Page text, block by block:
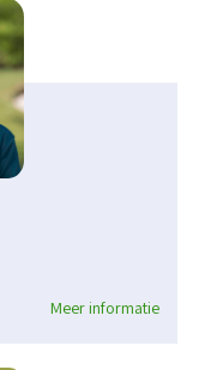
Meer informatie